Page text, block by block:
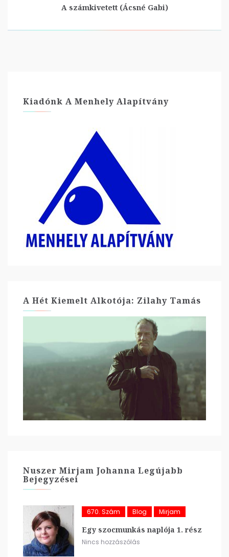
A számkivetett (Ácsné Gabi)
Kiadónk A Menhely Alapítvány
A Hét Kiemelt Alkotója: Zilahy Tamás
Nuszer Mirjam Johanna Legújabb
Bejegyzései
670. Szám Blog Mirjam
Egy szocmunkás naplója 1. rész
Nincs hozzászólás